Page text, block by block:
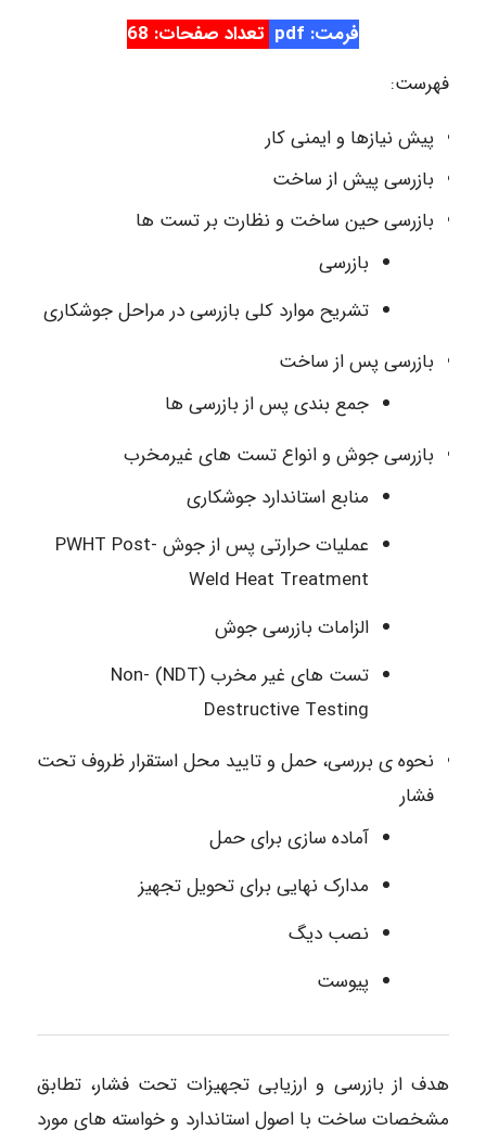
فرمت: pdf
تعداد صفحات: 68
فهرست:
پیش نیازها و ایمنی کار
بازرسی پیش از ساخت
بازرسی حین ساخت و نظارت بر تست ها
بازرسی
تشریح موارد کلی بازرسی در مراحل جوشکاری
بازرسی پس از ساخت
جمع بندی پس از بازرسی ها
بازرسی جوش و انواع تست های غیرمخرب
منابع استاندارد جوشکاری
عملیات حرارتی پس از جوش PWHT Post-
Weld Heat Treatment
الزامات بازرسی جوش
تست های غیر مخرب (NDT) Non-
Destructive Testing
نحوه ی بررسی، حمل و تایید محل استقرار ظروف تحت
فشار
آماده سازی برای حمل
مدارک نهایی برای تحویل تجهیز
نصب دیگ
پیوست
هدف از بازرسی و ارزیابی تجهیزات تحت فشار، تطابق
مشخصات ساخت با اصول استاندارد و خواسته های مورد